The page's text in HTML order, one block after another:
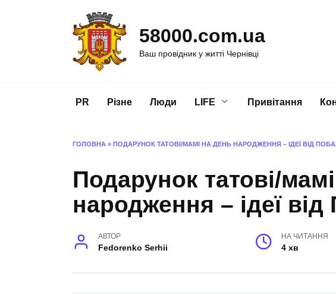
58000.com.ua
Ваш провідник у житті Чернівці
PR Різне Люди LIFE Привітання
ГОЛОВНА » ПОДАРУНОК ТАТОВІ/МАМІ НА ДЕНЬ НАРОДЖЕННЯ – ІДЕЇ ВІД
Подарунок татові/
народження – ідеї
АВТОР
Fedorenko Serhii
НА ЧИТАННЯ
4 хв